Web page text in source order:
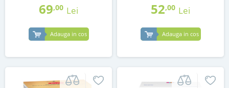
69,00 Lei
Adauga in cos
52,00 Lei
Adauga in cos